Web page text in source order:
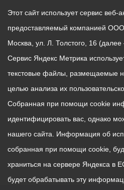
Этот сайт использует сервис веб-
предоставляемый компанией
Москва, ул. Л. Толстого, 16
Сервис Яндекс Метрика
текстовые файлы, размещаемые
целью анализа их
Собранная при помощи cookie
идентифицировать вас, однако
нашего сайта. Информация об
собранная при помощи cookie,
храниться на сервере Яндекса в
будет обрабатывать эту